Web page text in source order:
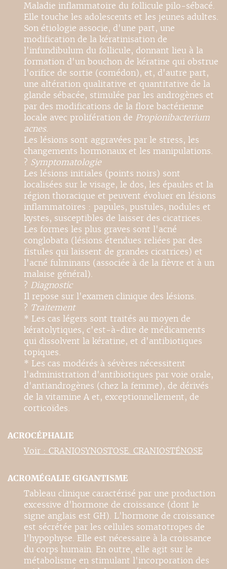
Maladie inflammatoire du follicule pilo-sébacé.
Elle touche les adolescents et les jeunes adultes.
Son étiologie associe, d'une part, une
modification de la kératinisation de
l'infundibulum du follicule, donnant lieu à la
formation d'un bouchon de kératine qui obstrue
l'orifice de sortie (comédon), et, d'autre part,
une altération qualitative et quantitative de la
glande sébacée, stimulée par les androgènes et
par des modifications de la flore bactérienne
locale avec prolifération de Propionibacterium
acnes.
Les lésions sont aggravées par le stress, les
changements hormonaux et les manipulations.
? Symptomatologie
Les lésions initiales (points noirs) sont
localisées sur le visage, le dos, les épaules et la
région thoracique et peuvent évoluer en lésions
inflammatoires : papules, pustules, nodules et
kystes, susceptibles de laisser des cicatrices.
Les formes les plus graves sont l'acné
conglobata (lésions étendues reliées par des
fistules qui laissent de grandes cicatrices) et
l'acné fulminans (associée à de la fièvre et à un
malaise général).
? Diagnostic
Il repose sur l'examen clinique des lésions.
? Traitement
* Les cas légers sont traités au moyen de
kératolytiques, c'est-à-dire de médicaments
qui dissolvent la kératine, et d'antibiotiques
topiques.
* Les cas modérés à sévères nécessitent
l'administration d'antibiotiques par voie orale,
d'antiandrogènes (chez la femme), de dérivés
de la vitamine A et, exceptionnellement, de
corticoïdes.
ACROCÉPHALIE
Voir : CRANIOSYNOSTOSE. CRANIOSTÉNOSE
ACROMÉGALIE GIGANTISME
Tableau clinique caractérisé par une production
excessive d'hormone de croissance (dont le
signe anglais est GH). L'hormone de croissance
est sécrétée par les cellules somatotropes de
l'hypophyse. Elle est nécessaire à la croissance
du corps humain. En outre, elle agit sur le
métabolisme en stimulant l'incorporation des